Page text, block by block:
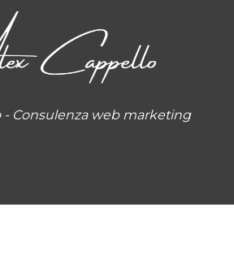
- Consulenza web marketing